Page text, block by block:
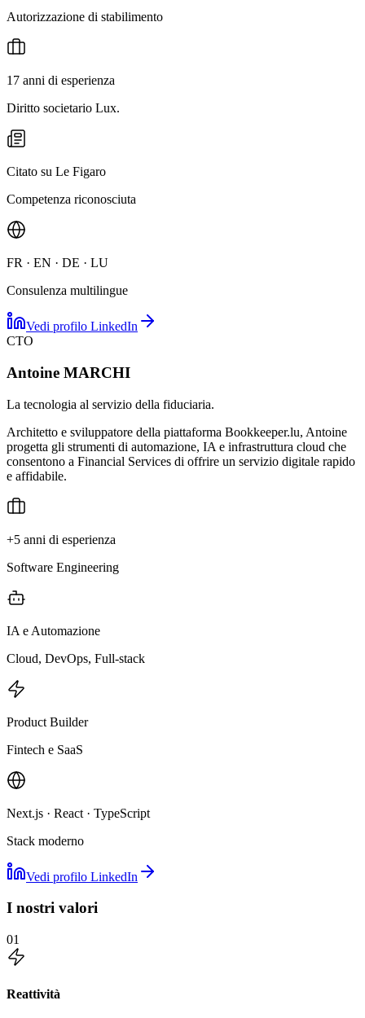
Autorizzazione di stabilimento
17 anni di esperienza
Diritto societario Lux.
Citato su Le Figaro
Competenza riconosciuta
FR · EN · DE · LU
Consulenza multilingue
Vedi profilo LinkedIn
CTO
Antoine MARCHI
La tecnologia al servizio della fiduciaria.
Architetto e sviluppatore della piattaforma Bookkeeper.lu, Antoine
progetta gli strumenti di automazione, IA e infrastruttura cloud che
consentono a Financial Services di offrire un servizio digitale rapido
e affidabile.
+5 anni di esperienza
Software Engineering
IA e Automazione
Cloud, DevOps, Full-stack
Product Builder
Fintech e SaaS
Next.js · React · TypeScript
Stack moderno
Vedi profilo LinkedIn
I nostri valori
01
Reattività